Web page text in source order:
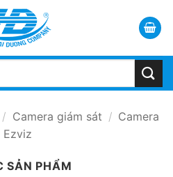
/ Camera giám sát / Camera
Ezviz
SẢN PHẨM